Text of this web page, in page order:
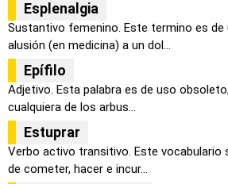
Esplenalgia
Sustantivo femenino. Este termino es
alusión (en medicina) a un dol...
Epífilo
Adjetivo. Esta palabra es de uso
cualquiera de los arbus...
Estuprar
Verbo activo transitivo. Este vocabulario
de cometer, hacer e incur...